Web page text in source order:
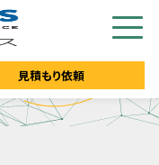
見積もり依頼